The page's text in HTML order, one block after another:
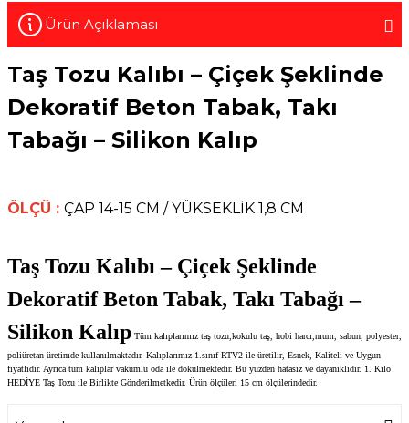
Ürün Açıklaması
Taş Tozu Kalıbı – Çiçek Şeklinde
Dekoratif Beton Tabak, Takı
Tabağı – Silikon Kalıp
ÖLÇÜ : ÇAP 14-15 CM / YÜKSEKLİK 1,8 CM
Taş Tozu Kalıbı – Çiçek Şeklinde
Dekoratif Beton Tabak, Takı Tabağı –
Silikon Kalıp Tüm kalıplarımız taş tozu,kokulu taş, hobi harcı,mum, sabun, polyester,
poliüretan üretimde kullanılmaktadır. Kalıplarımız 1.sınıf RTV2 ile üretilir, Esnek, Kaliteli ve Uygun
fiyatlıdır. Ayrıca tüm kalıplar vakumlu oda ile dökülmektedir. Bu yüzden hatasız ve dayanıklıdır. 1. Kilo
HEDİYE Taş Tozu ile Birlikte Gönderilmetkedir. Ürün ölçüleri 15 cm ölçülerindedir.